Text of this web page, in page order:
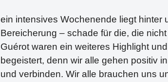
ein intensives Wochenende liegt hinter
Bereicherung – schade für die, die
Guérot waren ein weiteres Highlight
begeistert, denn wir alle gehen positiv
und verbinden. Wir alle brauchen uns